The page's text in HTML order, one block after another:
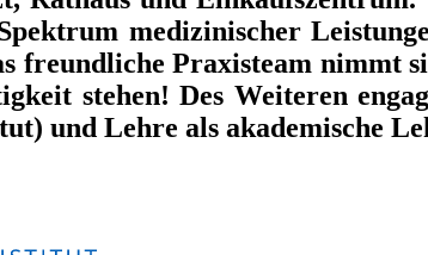
medizinischer
freundliche Praxisteam nimmt
stehen! Des Weiteren
und Lehre als akademische